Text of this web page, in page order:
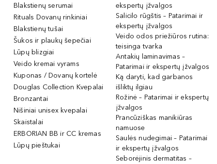
Blakstienų serumai
Rituals Dovanų rinkiniai
Blakstienų tušai
Šukos ir plaukų šepečiai
Lūpų blizgiai
Veido kremai vyrams
Kuponas / Dovanų kortelė
Douglas Collection Kvepalai
Bronzantai
Nišiniai unisex kvepalai
Skaistalai
ERBORIAN BB ir CC kremas
Lūpų pieštukai
ekspertų įžvalgos
Salicilo rūgštis – Patarimai ir
ekspertų įžvalgos
Veido odos priežiūros rutina:
teisinga tvarka
Antakių laminavimas –
Patarimai ir ekspertų įžvalgos
Ką daryti, kad garbanos
išliktų ilgiau
Rožinė – Patarimai ir ekspertų
įžvalgos
Prancūziškas manikiūras
namuose
Saulės nudegimai – Patarimai
ir ekspertų įžvalgos
Seborėjinis dermatitas –